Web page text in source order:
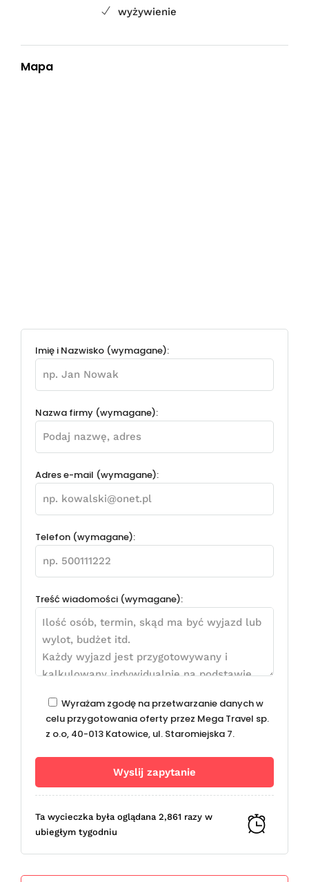
wyżywienie
Mapa
Imię i Nazwisko (wymagane):
Nazwa firmy (wymagane):
Adres e-mail (wymagane):
Telefon (wymagane):
Treść wiadomości (wymagane):
Wyrażam zgodę na przetwarzanie danych w
celu przygotowania oferty przez Mega Travel sp.
z o.o, 40-013 Katowice, ul. Staromiejska 7.
Ta wycieczka była oglądana 2,861 razy w
ubiegłym tygodniu